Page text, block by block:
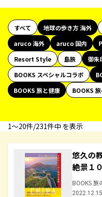
すべて 地球の歩き方 海外
aruco 海外
aruco 国内
Resort Style
島旅 御朱
BOOKS スペシャルコラボ
BOOKS 旅と健康
BOOKS
1〜20件/231件中 を表示
悠久の
絶景１
BOOKS 旅